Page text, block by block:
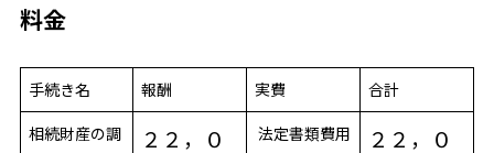
料金
手続き名 報酬 実費
合計
相続財産の調
２２，０
法定書類費用
２２，０